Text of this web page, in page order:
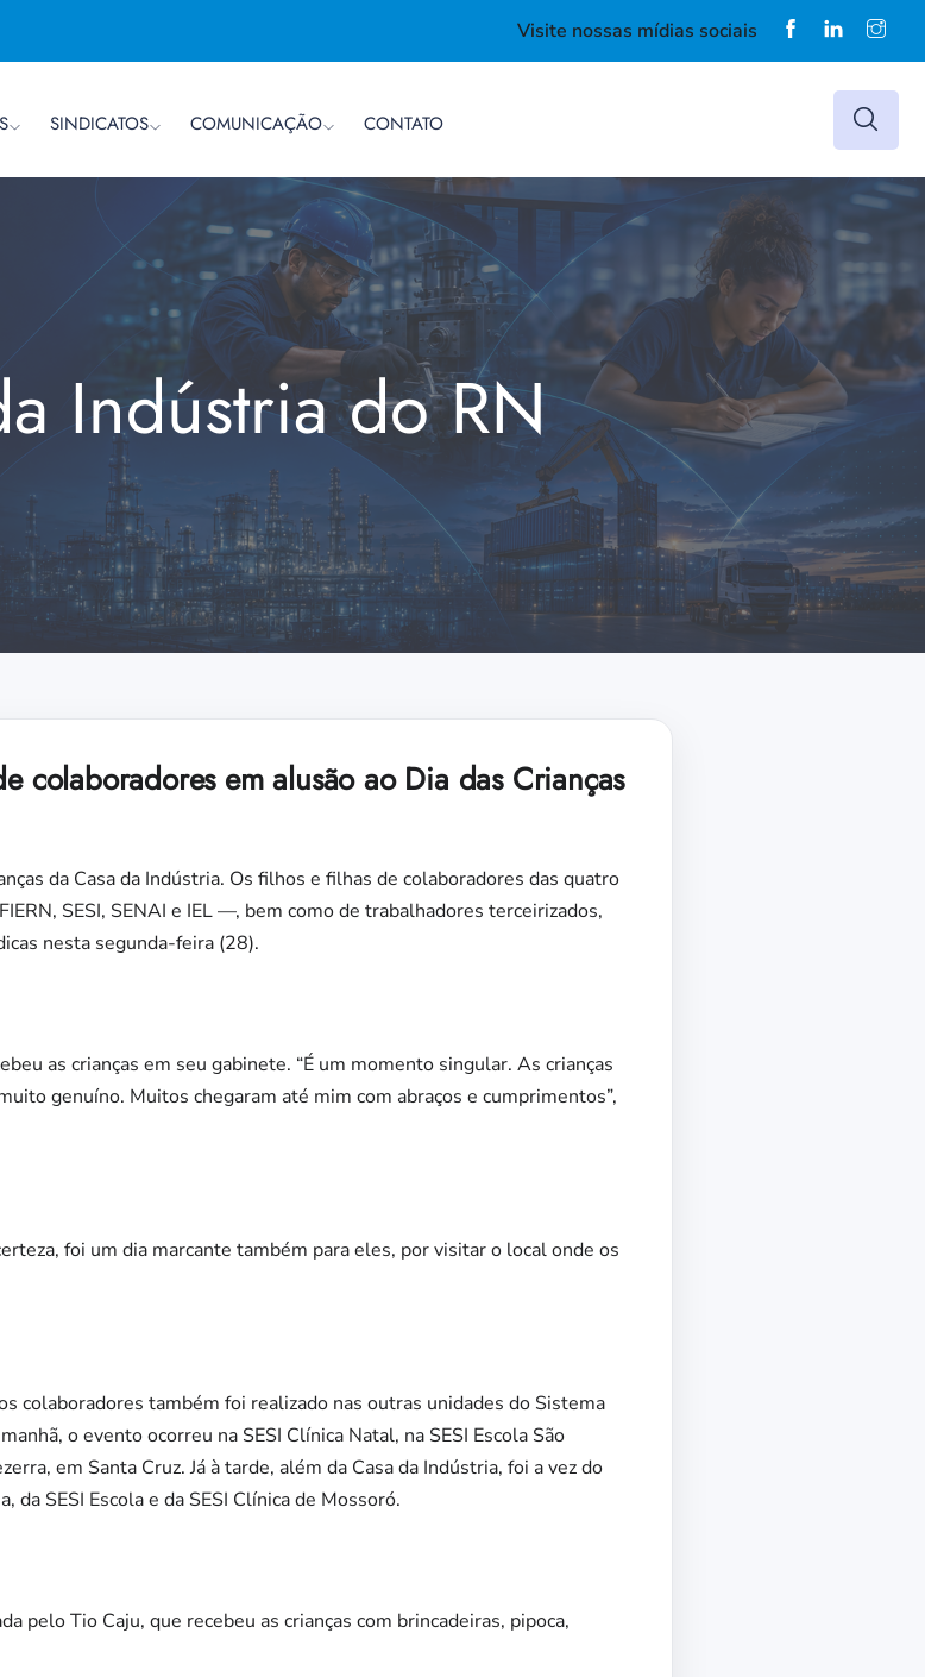
Visite nossas mídias sociais
SINDICATOS COMUNICAÇÃO CONTATO
Indústria do RN
colaboradores em alusão ao Dia das Crianças
da Casa da Indústria. Os filhos e filhas de colaboradores das quatro
SESI, SENAI e IEL —, bem como de trabalhadores terceirizados,
nesta segunda-feira (28).
as crianças em seu gabinete. “É um momento singular. As crianças
genuíno. Muitos chegaram até mim com abraços e cumprimentos”,
foi um dia marcante também para eles, por visitar o local onde os
colaboradores também foi realizado nas outras unidades do Sistema
o evento ocorreu na SESI Clínica Natal, na SESI Escola São
em Santa Cruz. Já à tarde, além da Casa da Indústria, foi a vez do
SESI Escola e da SESI Clínica de Mossoró.
pelo Tio Caju, que recebeu as crianças com brincadeiras, pipoca,